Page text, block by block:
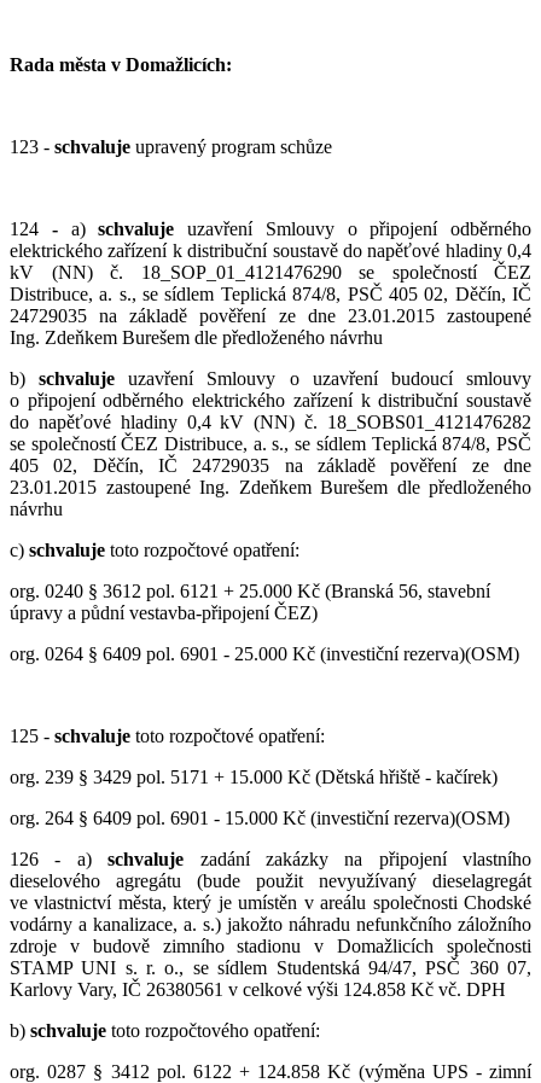
Rada města v Domažlicích:
123 - schvaluje upravený program schůze
124 - a)schvaluje uzavření Smlouvy o připojení odběrného
elektrického zařízení k distribuční soustavě do napěťové hladiny 0,4
kV (NN) č. 18_SOP_01_4121476290 se společností ČEZ
Distribuce, a. s., se sídlem Teplická 874/8, PSČ 405 02, Děčín, IČ
24729035 na základě pověření ze dne 23.01.2015 zastoupené
Ing. Zdeňkem Burešem dle předloženého návrhu
b)schvaluje uzavření Smlouvy o uzavření budoucí smlouvy
o připojení odběrného elektrického zařízení k distribuční soustavě
do napěťové hladiny 0,4 kV (NN) č. 18_SOBS01_4121476282
se společností ČEZ Distribuce, a. s., se sídlem Teplická 874/8, PSČ
405 02, Děčín, IČ 24729035 na základě pověření ze dne
23.01.2015 zastoupené Ing. Zdeňkem Burešem dle předloženého
návrhu
c) schvaluje toto rozpočtové opatření:
org. 0240 § 3612 pol. 6121 + 25.000 Kč (Branská 56, stavební
úpravy a půdní vestavba-připojení ČEZ)
org. 0264 § 6409 pol. 6901 - 25.000 Kč (investiční rezerva)(OSM)
125 - schvaluje toto rozpočtové opatření:
org. 239 § 3429 pol. 5171 + 15.000 Kč (Dětská hřiště - kačírek)
org. 264 § 6409 pol. 6901 - 15.000 Kč (investiční rezerva)(OSM)
126 - a)schvaluje zadání zakázky na připojení vlastního
dieselového agregátu (bude použit nevyužívaný dieselagregát
ve vlastnictví města, který je umístěn v areálu společnosti Chodské
vodárny a kanalizace, a. s.) jakožto náhradu nefunkčního záložního
zdroje v budově zimního stadionu v Domažlicích společnosti
STAMP UNI s. r. o., se sídlem Studentská 94/47, PSČ 360 07,
Karlovy Vary, IČ 26380561 v celkové výši 124.858 Kč vč. DPH
b) schvaluje toto rozpočtového opatření:
org. 0287 § 3412 pol. 6122 + 124.858 Kč (výměna UPS - zimní